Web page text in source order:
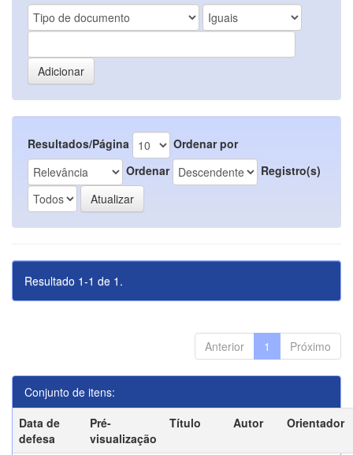
Resultados/Página
Ordenar por
Ordenar
Registro(s)
Resultado 1-1 de 1.
Anterior 1 Próximo
Conjunto de itens:
Data de
defesa
Pré-
visualização
Título Autor Orientador